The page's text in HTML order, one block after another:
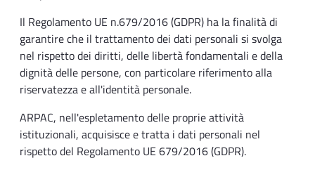
Il Regolamento UE n.679/2016 (GDPR) ha la finalità di
garantire che il trattamento dei dati personali si svolga
nel rispetto dei diritti, delle libertà fondamentali e della
dignità delle persone, con particolare riferimento alla
riservatezza e all'identità personale.
ARPAC, nell'espletamento delle proprie attività
istituzionali, acquisisce e tratta i dati personali nel
rispetto del Regolamento UE 679/2016 (GDPR).